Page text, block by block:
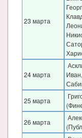
23 марта
24 марта
25 марта
26 марта